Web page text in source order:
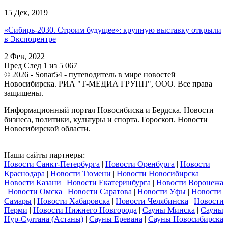
15 Дек, 2019
«Сибирь-2030. Строим будущее»: крупную выставку открыли
в Экспоцентре
2 Фев, 2022
Пред След 1 из 5 067
© 2026 - Sonar54 - путеводитель в мире новостей
Новосибирска. РИА "Т-МЕДИА ГРУПП", ООО. Все права
защищены.
Информационный портал Новосибиска и Бердска. Новости
бизнеса, политики, культуры и спорта. Гороскоп. Новости
Новосибирской области.
Наши сайты партнеры:
Новости Санкт-Петербурга | Новости Оренбурга | Новости
Краснодара | Новости Тюмени | Новости Новосибирска |
Новости Казани | Новости Екатеринбурга | Новости Воронежа
| Новости Омска | Новости Саратова | Новости Уфы | Новости
Самары | Новости Хабаровска | Новости Челябинска | Новости
Перми | Новости Нижнего Новгорода | Сауны Минска | Сауны
Нур-Султана (Астаны) | Сауны Еревана | Сауны Новосибирска